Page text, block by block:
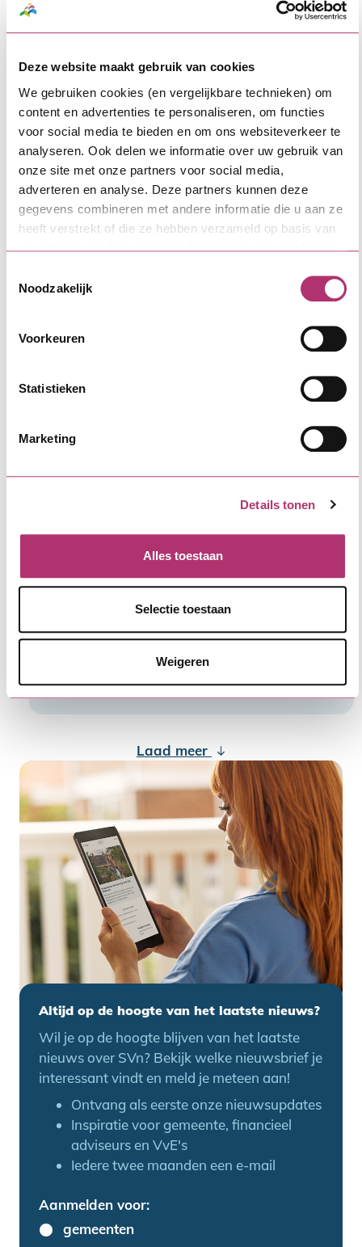
Deze website maakt gebruik van cookies
We gebruiken cookies (en vergelijkbare technieken) om
content en advertenties te personaliseren, om functies
voor social media te bieden en om ons websiteverkeer te
analyseren. Ook delen we informatie over uw gebruik van
onze site met onze partners voor social media,
adverteren en analyse. Deze partners kunnen deze
gegevens combineren met andere informatie die u aan ze
heeft verstrekt of die ze hebben verzameld op basis van
uw gebruik van hun services. Lees meer over cookies in
Noodzakelijk
Voorkeuren
Statistieken
Marketing
Details tonen
Alles toestaan
Selectie toestaan
Weigeren
5 tips voor een soepele ALV en zorgvuldige
besluitvorming
investering voor VvE’s
Laad meer
Altijd op de hoogte van het laatste nieuws?
Wil je op de hoogte blijven van het laatste
nieuws over SVn? Bekijk welke nieuwsbrief je
interessant vindt en meld je meteen aan!
Ontvang als eerste onze nieuwsupdates
Inspiratie voor gemeente, financieel
adviseurs en VvE's
Iedere twee maanden een e-mail
Aanmelden voor:
Aanmelden voor:
gemeenten